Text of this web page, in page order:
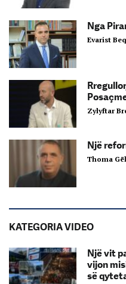
Nga
Evarist
Zylyftar
Një
Thoma
KATEGORIA VIDEO
Një vit
vijon
së